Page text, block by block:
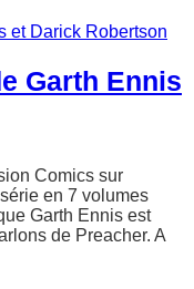
Garth Ennis
Comics sur
en 7 volumes
Garth Ennis est
de Preacher. A